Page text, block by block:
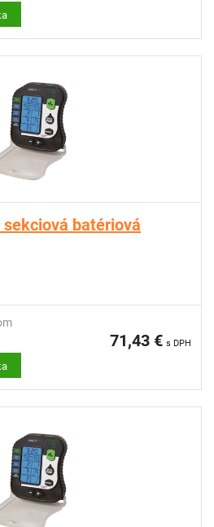
sekciová batériová
71,43 € s DPH